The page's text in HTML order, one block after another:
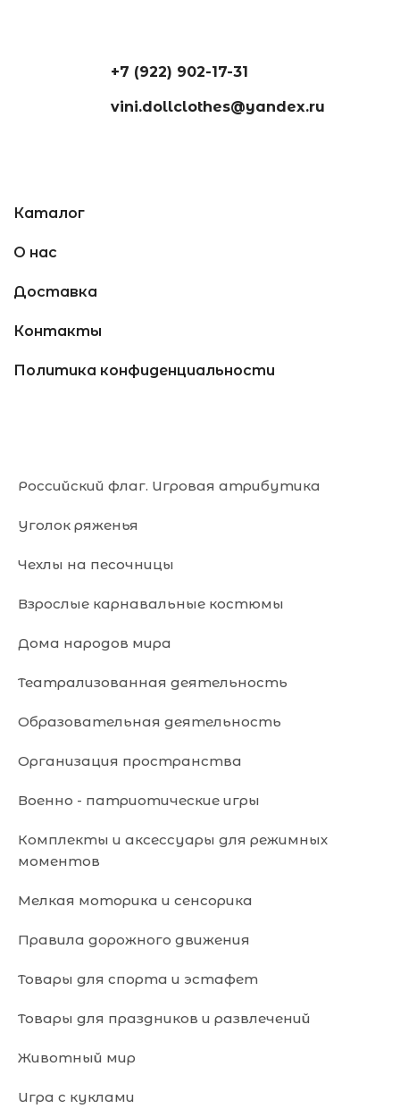
+7 (922) 902-17-31
vini.dollclothes@yandex.ru
Каталог
О нас
Доставка
Контакты
Политика конфиденциальности
Российский флаг. Игровая атрибутика
Уголок ряженья
Чехлы на песочницы
Взрослые карнавальные костюмы
Дома народов мира
Театрализованная деятельность
Образовательная деятельность
Организация пространства
Военно - патриотические игры
Комплекты и аксессуары для режимных
моментов
Мелкая моторика и сенсорика
Правила дорожного движения
Товары для спорта и эстафет
Товары для праздников и развлечений
Животный мир
Игра с куклами